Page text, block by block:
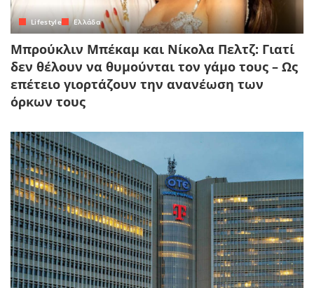
Lifestyle Ελλάδα
Μπρούκλιν Μπέκαμ και Νίκολα Πελτζ: Γιατί
δεν θέλουν να θυμούνται τον γάμο τους – Ως
επέτειο γιορτάζουν την ανανέωση των
όρκων τους